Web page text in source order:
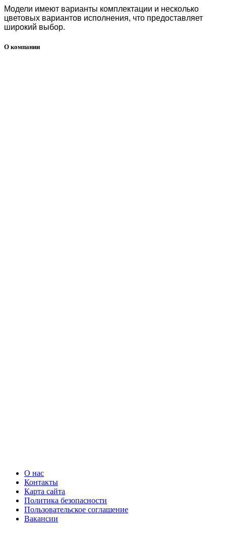
Модели имеют варианты комплектации и несколько
цветовых вариантов исполнения, что предоставляет
широкий выбор.
О компании
О нас
Контакты
Карта сайта
Политика безопасности
Пользовательское соглашение
Вакансии